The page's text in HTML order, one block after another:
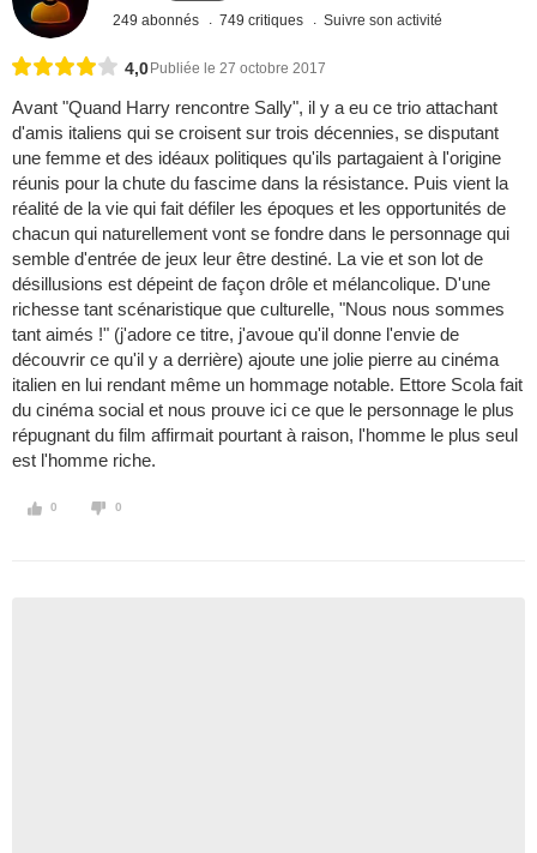
249 abonnés 749 critiques Suivre son activité
4,0 Publiée le 27 octobre 2017
Avant "Quand Harry rencontre Sally", il y a eu ce trio attachant
d'amis italiens qui se croisent sur trois décennies, se disputant
une femme et des idéaux politiques qu'ils partagaient à l'origine
réunis pour la chute du fascime dans la résistance. Puis vient la
réalité de la vie qui fait défiler les époques et les opportunités de
chacun qui naturellement vont se fondre dans le personnage qui
semble d'entrée de jeux leur être destiné. La vie et son lot de
désillusions est dépeint de façon drôle et mélancolique. D'une
richesse tant scénaristique que culturelle, "Nous nous sommes
tant aimés !" (j'adore ce titre, j'avoue qu'il donne l'envie de
découvrir ce qu'il y a derrière) ajoute une jolie pierre au cinéma
italien en lui rendant même un hommage notable. Ettore Scola fait
du cinéma social et nous prouve ici ce que le personnage le plus
répugnant du film affirmait pourtant à raison, l'homme le plus seul
est l'homme riche.
0 0